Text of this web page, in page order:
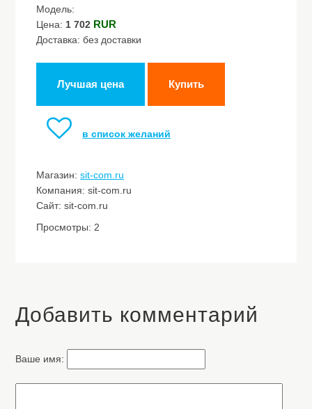
Модель:
Цена: 1 702 RUR
Доставка: без доставки
Лучшая цена Купить
в список желаний
Магазин:sit-com.ru
Компания: sit-com.ru
Сайт: sit-com.ru
Просмотры: 2
Добавить комментарий
Ваше имя: